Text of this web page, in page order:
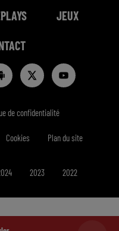
JEUX
de confidentialité
Cookies Plan du site
2023 2022